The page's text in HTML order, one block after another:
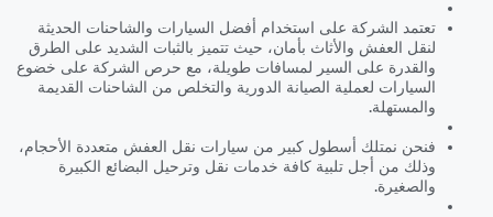
تعتمد الشركة على استخدام أفضل السيارات والشاحنات الحديثة
لنقل العفش والأثاث بأمان، حيث تتميز بالثبات الشديد على الطرق
والقدرة على السير لمسافات طويلة، مع حرص الشركة على خضوع
السيارات لعملية الصيانة الدورية والتخلص من الشاحنات القديمة
والمستهلة.
فنحن نمتلك أسطول كبير من سيارات نقل العفش متعددة الأحجام،
وذلك من أجل تلبية كافة خدمات نقل وترحيل البضائع الكبيرة
والصغيرة.